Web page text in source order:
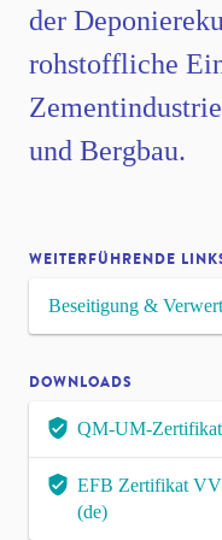
der
rohstoffliche
und Bergbau.
WEITERFÜHRENDE
Beseitigung &
DOWNLOADS
QM-UM-
EFB Zertifikat
(de)